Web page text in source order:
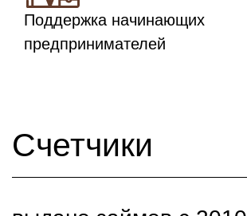
Поддержка начинающих
предпринимателей
Счетчики